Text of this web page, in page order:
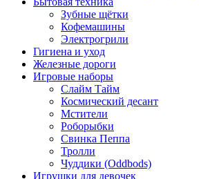
Зубные щётки
Кофемашины
Электрогрили
Гигиена и уход
Железные дороги
Игровые наборы
Слайм Тайм
Космический десант
Мстители
Роборыбки
Свинка Пеппа
Тролли
Чуддики (Oddbods)
Игрушки для девочек